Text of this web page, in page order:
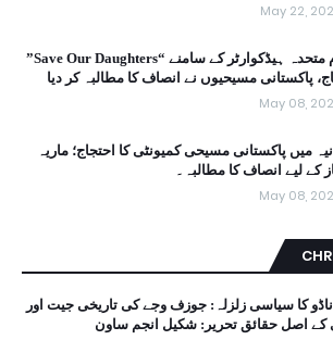
May 22,
اقوام متحدہ ہیڈکوارٹر کے سامنے “Save Our Daughters”
پاکستانی مسیحیوں نے انصاف کا مطالبہ کر دیا
May 08,
میں پاکستانی مسیحی کمیونٹی کا احتجاج؛ ماریہ
کے لیے انصاف کا مطالبہ۔
May 08,
کا سیاسی زلزلہ: جوزف وجے کی تاریخی جیت اور
کے اصل حقائق تحریر: شکیل انجم ساون